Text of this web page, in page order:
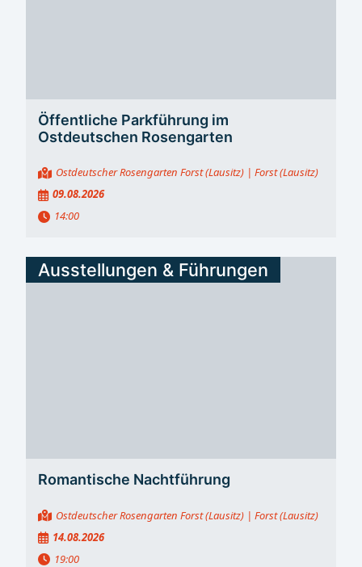
Öffentliche Parkführung im
Ostdeutschen Rosengarten
Ostdeutscher Rosengarten Forst (Lausitz) | Forst (Lausitz)
09.08.2026
14:00
Ausstellungen & Führungen
Romantische Nachtführung
Ostdeutscher Rosengarten Forst (Lausitz) | Forst (Lausitz)
14.08.2026
19:00